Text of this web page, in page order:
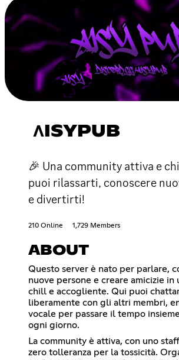
ΛISYPUB
🎉 Una community attiva e
puoi rilassarti, conoscere
e divertirti!
210 Online 1,729 Members
ABOUT
Questo server è nato per parlare,
nuove persone e creare amicizie in
chill e accogliente. Qui puoi
liberamente con gli altri membri,
vocale per passare il tempo
ogni giorno.
La community è attiva, con uno
zero tolleranza per la tossicità.